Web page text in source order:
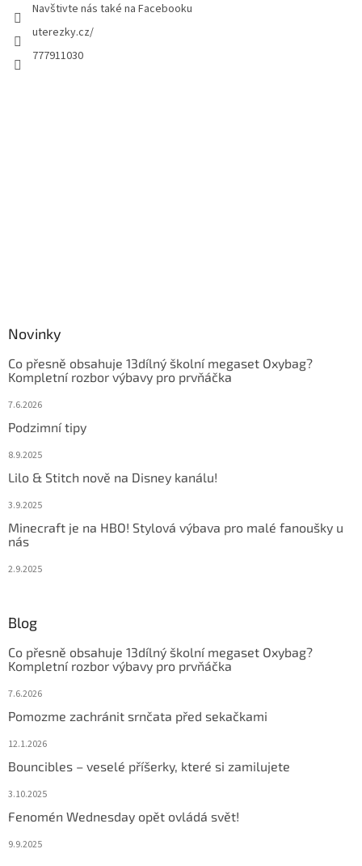
Navštivte nás také na Facebooku
uterezky.cz/
777911030
Novinky
Co přesně obsahuje 13dílný školní megaset Oxybag?
Kompletní rozbor výbavy pro prvňáčka
7.6.2026
Podzimní tipy
8.9.2025
Lilo & Stitch nově na Disney kanálu!
3.9.2025
Minecraft je na HBO! Stylová výbava pro malé fanoušky u
nás
2.9.2025
Blog
Co přesně obsahuje 13dílný školní megaset Oxybag?
Kompletní rozbor výbavy pro prvňáčka
7.6.2026
Pomozme zachránit srnčata před sekačkami
12.1.2026
Bouncibles – veselé příšerky, které si zamilujete
3.10.2025
Fenomén Wednesday opět ovládá svět!
9.9.2025